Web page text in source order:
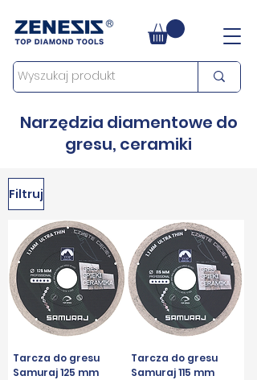
Narzędzia diamentowe do
gresu, ceramiki
Filtruj
Tarcza do gresu
Samuraj 125 mm
Tarcza do gresu
Samuraj 115 mm